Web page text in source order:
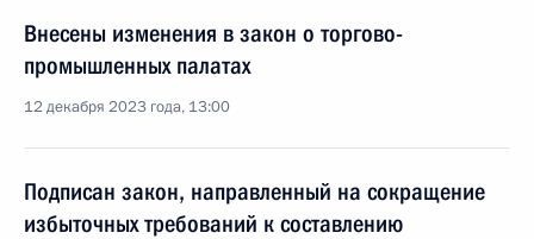
Внесены изменения в закон о торгово-
промышленных палатах
12 декабря 2023 года, 13:00
Подписан закон, направленный на сокращение
избыточных требований к составлению